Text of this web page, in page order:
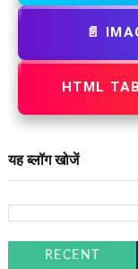
📄
HTML
यह ब्लॉग खोजें
RECENT